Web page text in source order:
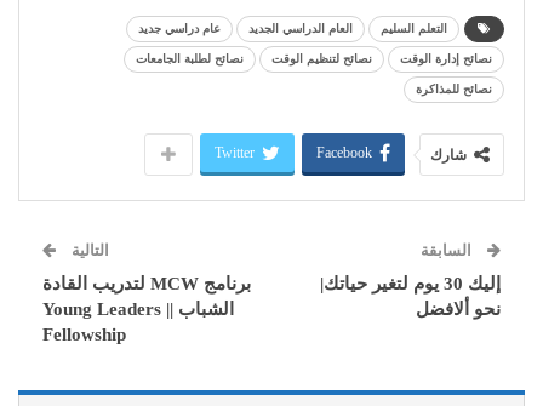
التعلم السليم العام الدراسي الجديد عام دراسي جديد
نصائح إدارة الوقت نصائح لتنظيم الوقت نصائح لطلبة الجامعات
نصائح للمذاكرة
شارك Facebook
Twitter
السابقة
إليك 30 يوم لتغير حياتك|
نحو ألافضل
التالية
برنامج MCW لتدريب القادة
الشباب || Young Leaders
Fellowship